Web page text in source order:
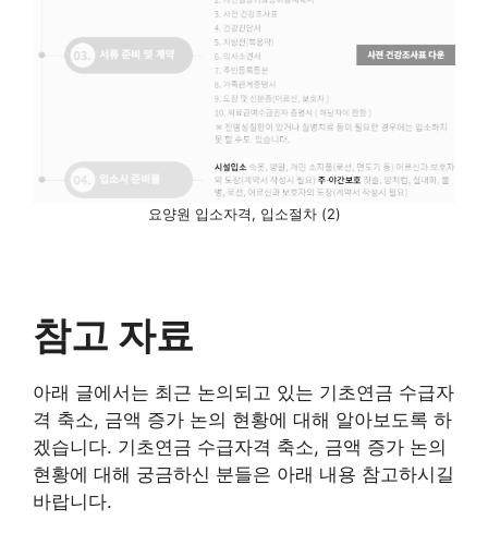
요양원 입소자격, 입소절차 (2)
참고 자료
아래 글에서는 최근 논의되고 있는 기초연금 수급자
격 축소, 금액 증가 논의 현황에 대해 알아보도록 하
겠습니다. 기초연금 수급자격 축소, 금액 증가 논의
현황에 대해 궁금하신 분들은 아래 내용 참고하시길
바랍니다.